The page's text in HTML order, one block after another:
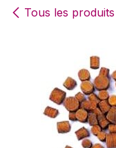
Tous les produits